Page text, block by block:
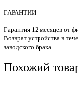
ГАРАНТИИ
Гарантия 12 месяцев от
Возврат устройства в
заводского брака.
Похожий